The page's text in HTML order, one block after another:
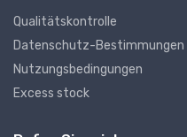
Qualitätskontrolle
Datenschutz-Bestimmungen
Nutzungsbedingungen
Excess stock